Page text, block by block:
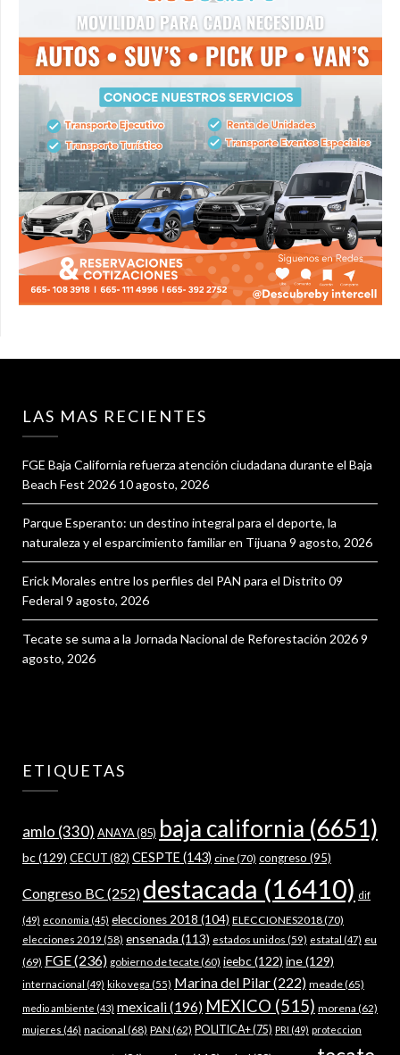
LAS MAS RECIENTES
FGE Baja California refuerza atención ciudadana durante el Baja
Beach Fest 2026 10 agosto, 2026
Parque Esperanto: un destino integral para el deporte, la
naturaleza y el esparcimiento familiar en Tijuana 9 agosto, 2026
Erick Morales entre los perfiles del PAN para el Distrito 09
Federal 9 agosto, 2026
Tecate se suma a la Jornada Nacional de Reforestación 20269
agosto, 2026
ETIQUETAS
amlo (330) ANAYA(85) baja california (6651)
bc(129) CECUT(82) CESPTE (143) cine(70) congreso (95)
Congreso BC (252) destacada (16410) dif
(49) economia (45) elecciones 2018 (104) ELECCIONES2018(70)
elecciones 2019 (58) ensenada (113) estados unidos (59) estatal (47) eu
(69) FGE(236) gobierno de tecate(60) ieebc(122) ine(129)
internacional (49) kiko vega (55) Marina del Pilar(222) meade(65)
medio ambiente (43) mexicali(196) MEXICO (515) morena (62)
mujeres (46) nacional (68) PAN (62) POLITICA+(75) PRI (49) proteccion